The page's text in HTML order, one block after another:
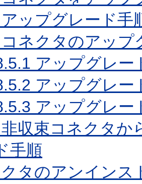
アップグレード手
コネクタのアップ
アップグレー
アップグレー
アップグレー
非収束コネクタか
手順
タのアンインス